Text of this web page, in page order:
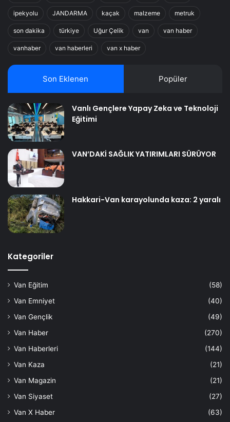
ipekyolu JANDARMA kaçak malzeme metruk
son dakika türkiye Uğur Çelik van van haber
vanhaber van haberleri van x haber
Son Eklenen Popüler
Vanlı Gençlere Yapay Zeka ve Teknoloji
Eğitimi
VAN’DAKİ SAĞLIK YATIRIMLARI SÜRÜYOR
Hakkari-Van karayolunda kaza: 2 yaralı
Kategoriler
Van Eğitim
(58)
Van Emniyet
(40)
Van Gençlik
(49)
Van Haber
(270)
Van Haberleri
(144)
Van Kaza
(21)
Van Magazin
(21)
Van Siyaset
(27)
Van X Haber
(63)